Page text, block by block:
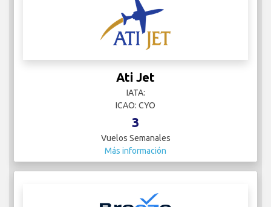
Ati Jet
IATA:
ICAO: CYO
3
Vuelos Semanales
Más información